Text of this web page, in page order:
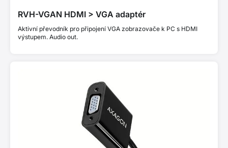
RVH-VGAN HDMI > VGA adaptér
Aktivní převodník pro připojení VGA zobrazovače k PC s HDMI
výstupem. Audio out.